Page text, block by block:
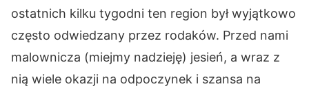
ostatnich kilku tygodni ten region był wyjątkowo
często odwiedzany przez rodaków. Przed nami
malownicza (miejmy nadzieję) jesień, a wraz z
nią wiele okazji na odpoczynek i szansa na